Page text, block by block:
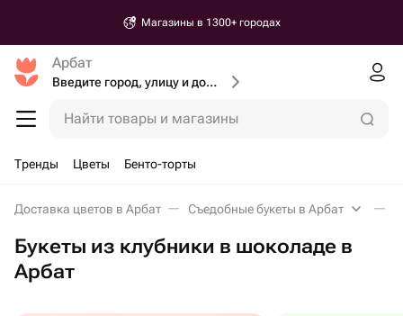
Магазины в 1300+ городах
Арбат
Введите город, улицу и дом доставки
Найти товары и магазины
Тренды Цветы Бенто-торты
Доставка цветов в Арбат Съедобные букеты в Арбат
Букеты из клубники в шоколаде в
Арбат